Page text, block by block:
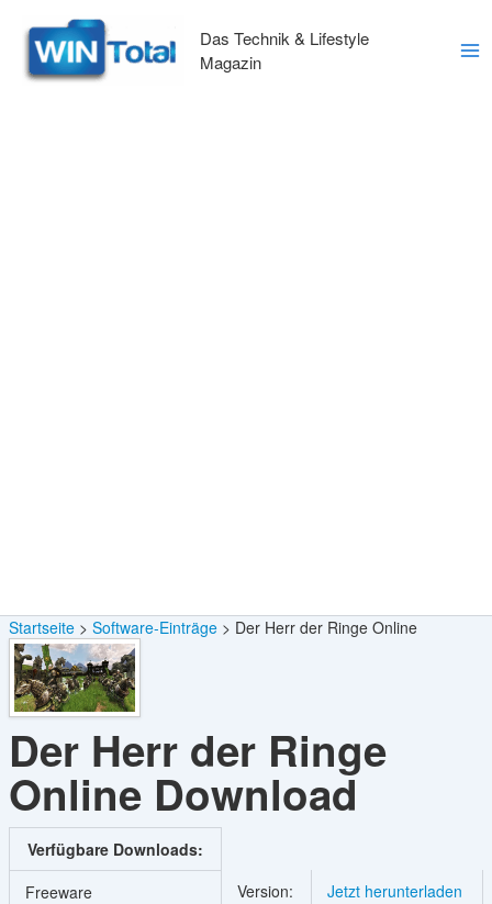
Inhalt
springen
Das Technik & Lifestyle
Magazin
Startseite Software-Einträge Der Herr der Ringe Online
Der Herr der Ringe
Online Download
Verfügbare Downloads:
Freeware
Version: Jetzt herunterladen